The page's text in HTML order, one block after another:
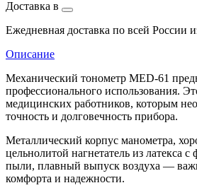
Доставка в
Ежедневная доставка по всей России
Описание
Механический тонометр MED-61
профессионального использования.
медицинских работников, которым
точность и долговечность прибора.
Металлический корпус манометра,
цельнолитой нагнетатель из латекса
пыли, плавный выпуск воздуха —
комфорта и надежности.